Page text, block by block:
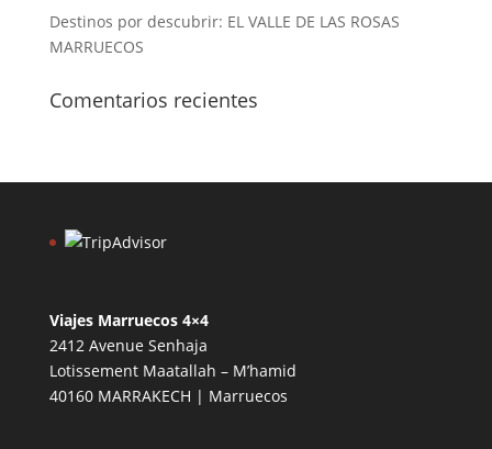
Destinos por descubrir: EL VALLE DE LAS ROSAS
MARRUECOS
Comentarios recientes
Viajes Marruecos 4×4
2412 Avenue Senhaja
Lotissement Maatallah – M’hamid
40160 MARRAKECH | Marruecos